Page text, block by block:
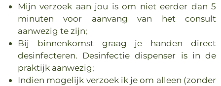
Mijn verzoek aan jou is om niet eerder dan 5
minuten voor aanvang van het consult
aanwezig te zijn;
Bij binnenkomst graag je handen direct
desinfecteren. Desinfectie dispenser is in de
praktijk aanwezig;
Indien mogelijk verzoek ik je om alleen (zonder